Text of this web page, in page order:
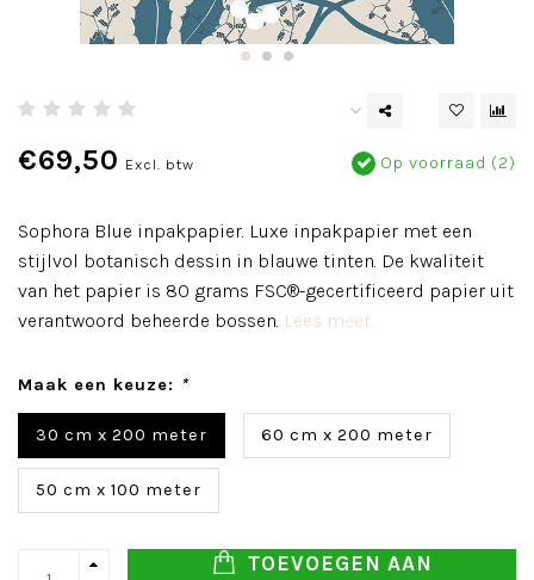
€69,50 Excl. btw Op voorraad (2)
Sophora Blue inpakpapier. Luxe inpakpapier met een
stijlvol botanisch dessin in blauwe tinten. De kwaliteit
van het papier is 80 grams FSC®-gecertificeerd papier uit
verantwoord beheerde bossen. Lees meer..
Maak een keuze: *
30 cm x 200 meter 60 cm x 200 meter
50 cm x 100 meter
TOEVOEGEN AAN